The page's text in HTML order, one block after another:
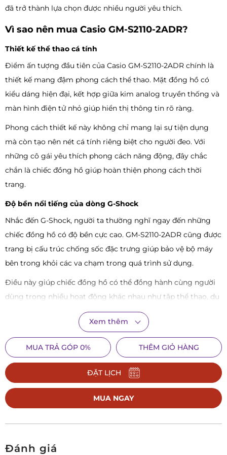
đã trở thành lựa chọn được nhiều người yêu thích.
Vì sao nên mua Casio GM-S2110-2ADR?
Thiết kế thể thao cá tính
Điểm ấn tượng đầu tiên của Casio GM-S2110-2ADR chính là
thiết kế mang đậm phong cách thể thao. Mặt đồng hồ có
kiểu dáng hiện đại, kết hợp giữa kim analog truyền thống và
màn hình điện tử nhỏ giúp hiển thị thông tin rõ ràng.
Phong cách thiết kế này không chỉ mang lại sự tiện dụng
mà còn tạo nên nét cá tính riêng biệt cho người đeo. Với
những cô gái yêu thích phong cách năng động, đây chắc
chắn là chiếc đồng hồ giúp hoàn thiện phong cách thời
trang.
Độ bền nổi tiếng của dòng G-Shock
Nhắc đến G-Shock, người ta thường nghĩ ngay đến những
chiếc đồng hồ có độ bền cực cao. GM-S2110-2ADR cũng được
trang bị cấu trúc chống sốc đặc trưng giúp bảo vệ bộ máy
bên trong khỏi các va chạm trong quá trình sử dụng.
Điều này giúp chiếc đồng hồ có thể đồng hành cùng người
dùng trong nhiều hoạt động khác nhau như tập thể thao, du
lịch hay các hoạt động ngoài trời.
Khả năng chống nước 20 ATM
Một ưu điểm lớn của mẫu đồng hồ này là khả năng chống
nước lên đến 20 ATM. Điều này cho phép người dùng thoải
mái đeo đồng hồ khi:
Xem thêm
MUA TRẢ GÓP 0% THÊM GIỎ HÀNG
ĐẶT LỊCH
MUA NGAY
Đánh giá